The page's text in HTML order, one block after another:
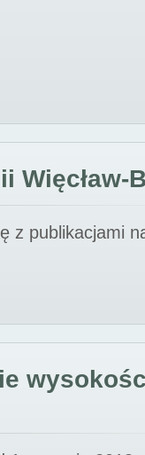
Więcław-
z publikacjami